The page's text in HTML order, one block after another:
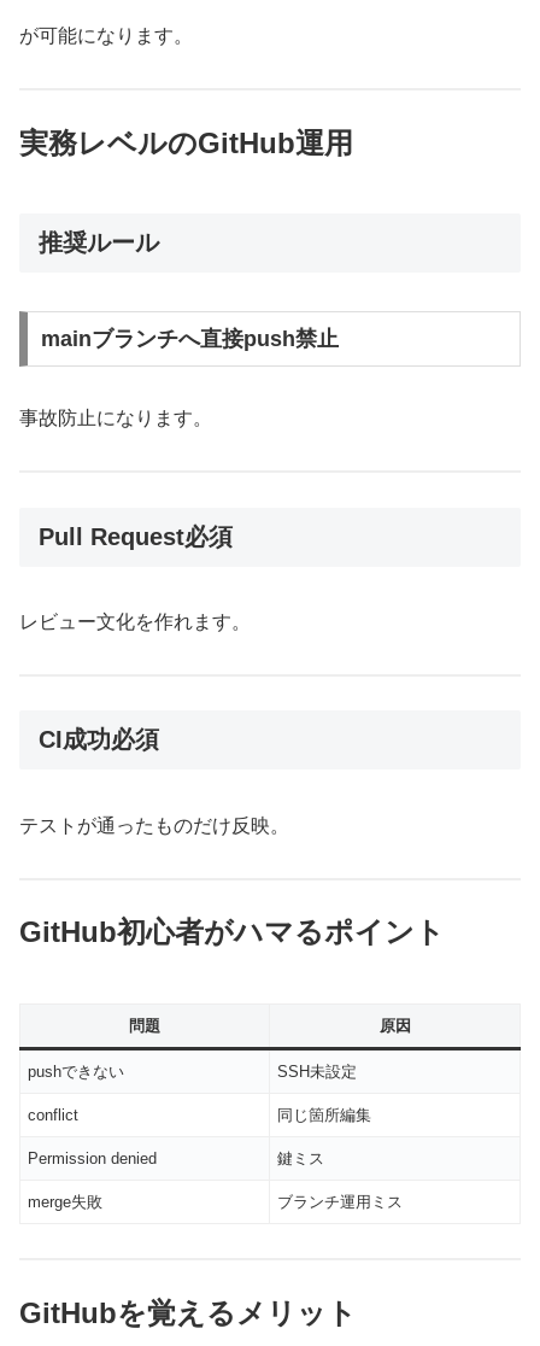
が可能になります。
実務レベルのGitHub運用
推奨ルール
mainブランチへ直接push禁止
事故防止になります。
Pull Request必須
レビュー文化を作れます。
CI成功必須
テストが通ったものだけ反映。
GitHub初心者がハマるポイント
問題 原因
pushできない SSH未設定
conflict 同じ箇所編集
Permission denied 鍵ミス
merge失敗 ブランチ運用ミス
GitHubを覚えるメリット